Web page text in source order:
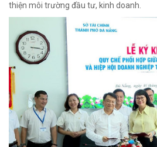
thiện môi trường đầu tư, kinh doanh.